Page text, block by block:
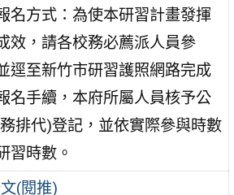
名方式：為使本研習計畫發揮
效，請各校務必薦派人員參
逕至新竹市研習護照網路完成
名手續，本府所屬人員核予公
排代)登記，並依實際參與時數
習時數。
(閱推)